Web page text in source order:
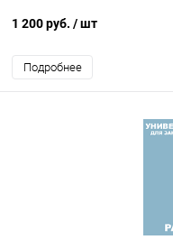
1 200 руб. / шт
Подробнее